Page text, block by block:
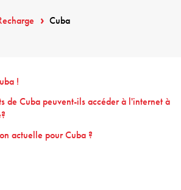
Cuba
!
de Cuba peuvent-ils accéder à l'internet à
actuelle pour Cuba ?